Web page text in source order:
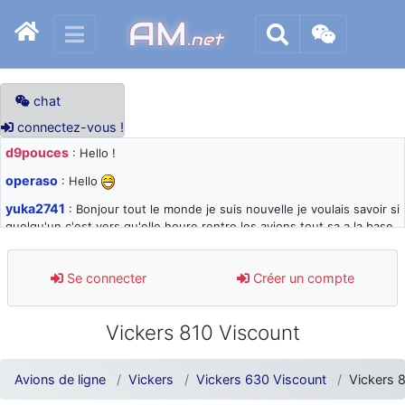
AM.net
chat
connectez-vous !
d9pouces : Hello !
operaso : Hello
yuka2741 : Bonjour tout le monde je suis nouvelle je voulais savoir si
quelqu'un c'est vers qu'elle heure rentre les avions tout sa a la base
d9pouces: désolé pour les quelques blocages du site ces derniers
jours : je teste des méthodes contre le spam et les bots trop nocifs
: Super, la nouvelle bannière
d9pouces
: je suis un avion@,._,+ > lesquels ? je ne suis pas sûr de
comprendre
Se connecter Créer un compte
Vickers 810 Viscount
Avions de ligne Vickers Vickers 630 Viscount Vickers